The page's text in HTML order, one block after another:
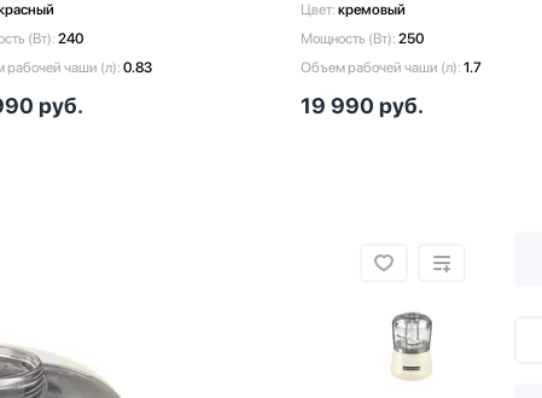
(Вт):240
рабочей чаши (л):0.83
руб.
Цвет: кремовый
Мощность (Вт): 250
Объем рабочей чаши (л): 1.7
19 990 руб.